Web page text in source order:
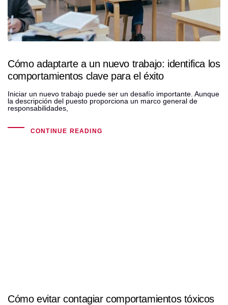
Cómo adaptarte a un nuevo trabajo: identifica los
comportamientos clave para el éxito
Iniciar un nuevo trabajo puede ser un desafío importante. Aunque
la descripción del puesto proporciona un marco general de
responsabilidades,
CONTINUE READING
Cómo evitar contagiar comportamientos tóxicos